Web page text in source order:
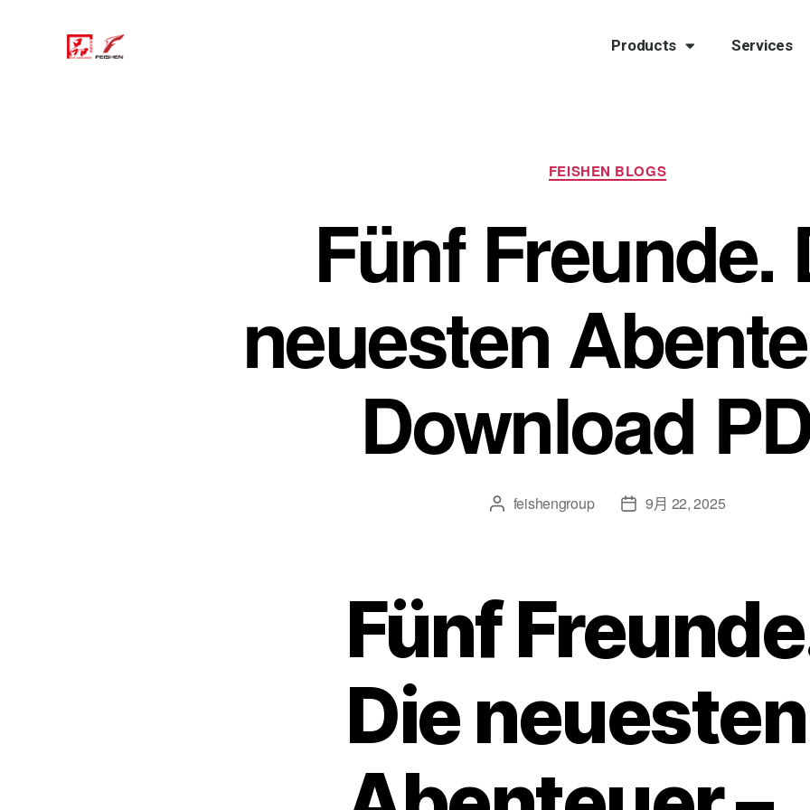
Products Services
FEISHEN BLOGS
Fünf Freunde.
neuesten
Download
feishengroup 9月 22, 2025
Fünf
Die neuesten